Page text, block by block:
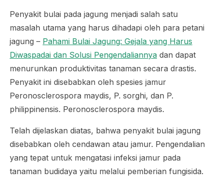
Penyakit bulai pada jagung menjadi salah satu
masalah utama yang harus dihadapi oleh para petani
jagung – Pahami Bulai Jagung: Gejala yang Harus
Diwaspadai dan Solusi Pengendaliannya dan dapat
menurunkan produktivitas tanaman secara drastis.
Penyakit ini disebabkan oleh spesies jamur
Peronosclerospora maydis, P. sorghi, dan P.
philippinensis. Peronosclerospora maydis.
Telah dijelaskan diatas, bahwa penyakit bulai jagung
disebabkan oleh cendawan atau jamur. Pengendalian
yang tepat untuk mengatasi infeksi jamur pada
tanaman budidaya yaitu melalui pemberian fungisida.